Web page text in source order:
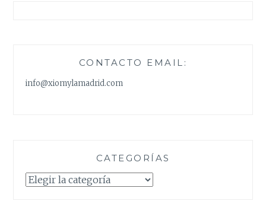
CONTACTO EMAIL:
info@xiomylamadrid.com
CATEGORÍAS
Categorías